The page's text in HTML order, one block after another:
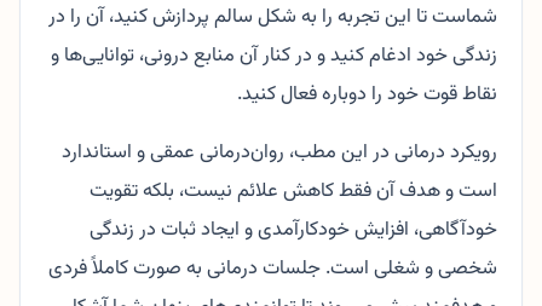
شماست تا این تجربه را به شکل سالم پردازش کنید، آن را در
زندگی خود ادغام کنید و در کنار آن منابع درونی، توانایی‌ها و
نقاط قوت خود را دوباره فعال کنید.
رویکرد درمانی در این مطب، روان‌درمانی عمقی و استاندارد
است و هدف آن فقط کاهش علائم نیست، بلکه تقویت
خودآگاهی، افزایش خودکارآمدی و ایجاد ثبات در زندگی
شخصی و شغلی است. جلسات درمانی به صورت کاملاً فردی